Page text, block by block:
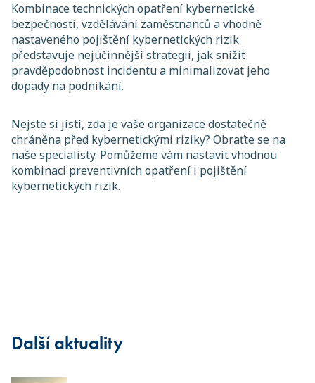
Kombinace technických opatření kybernetické
bezpečnosti, vzdělávání zaměstnanců a vhodně
nastaveného pojištění kybernetických rizik
představuje nejúčinnější strategii, jak snížit
pravděpodobnost incidentu a minimalizovat jeho
dopady na podnikání.
Nejste si jistí, zda je vaše organizace dostatečně
chráněna před kybernetickými riziky? Obraťte se na
naše specialisty. Pomůžeme vám nastavit vhodnou
kombinaci preventivních opatření i pojištění
kybernetických rizik.
Další aktuality